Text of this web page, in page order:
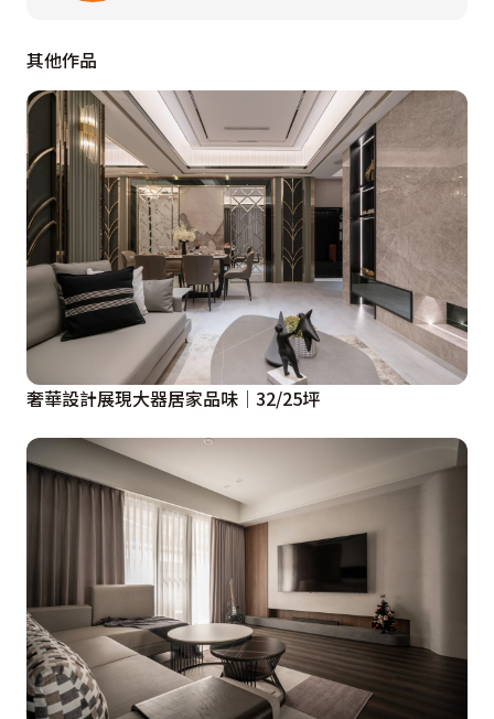
其他作品
奢華設計展現大器居家品味│32/25坪